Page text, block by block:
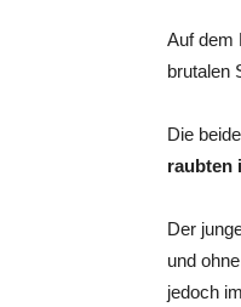
Auf dem
brutalen
Die
raubten
Der
und
jedoch